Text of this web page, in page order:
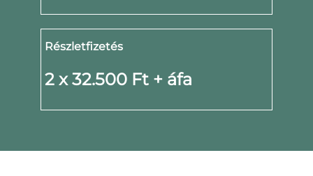
Részletfizetés
2 x 32.500 Ft + áfa